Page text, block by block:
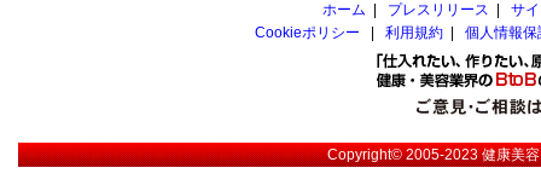
ホーム
プレスリリース
サ
Cookieポリシー
利用規約 個人情報
Copyright© 2005-2023健康美